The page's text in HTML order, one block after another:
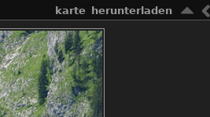
herunterladen
karte